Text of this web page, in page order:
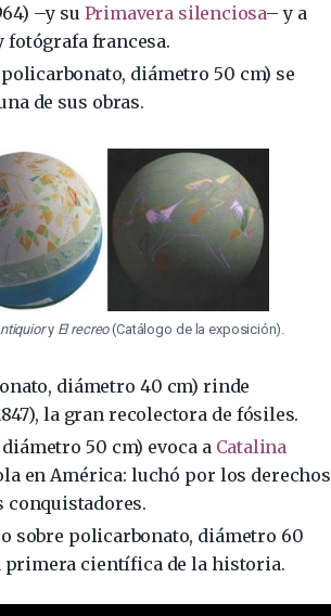
–y su Primavera silenciosa– y a
fotógrafa francesa.
diámetro 50 cm) se
de sus obras.
y El recreo(Catálogo de la exposición).
diámetro 40 cm) rinde
la gran recolectora de fósiles.
50 cm) evoca a Catalina
en América: luchó por los derechos
conquistadores.
sobre policarbonato, diámetro 60
primera científica de la historia.